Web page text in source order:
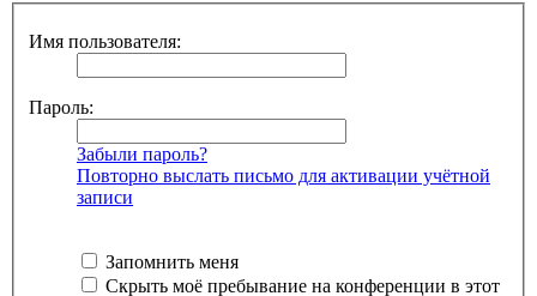
Имя пользователя:
Пароль:
Забыли пароль?
Повторно выслать письмо для активации учётной
записи
Запомнить меня
Скрыть моё пребывание на конференции в этот